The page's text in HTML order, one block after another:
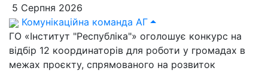
5 Серпня 2026
Комунікаційна команда АГ
ГО «Інститут "Республіка"» оголошує конкурс на
відбір 12 координаторів для роботи у громадах в
межах проєкту, спрямованого на розвиток